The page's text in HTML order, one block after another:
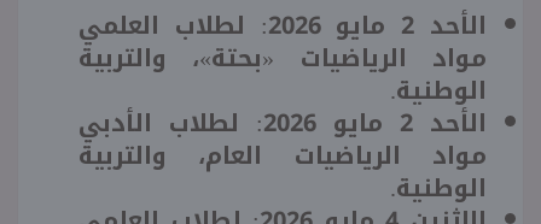
الأحد 2 مايو 2026: لطلاب العلمي
مواد الرياضيات «بحتة»، والتربية
الوطنية.
الأحد 2 مايو 2026: لطلاب الأدبي
مواد الرياضيات العام، والتربية
الوطنية.